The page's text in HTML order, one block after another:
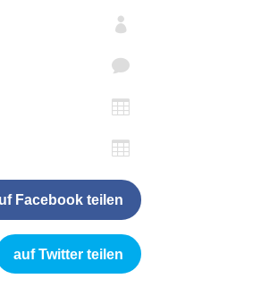




Facebook teilen
auf Twitter teilen